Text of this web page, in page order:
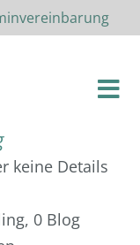
keine Details
0 Blog